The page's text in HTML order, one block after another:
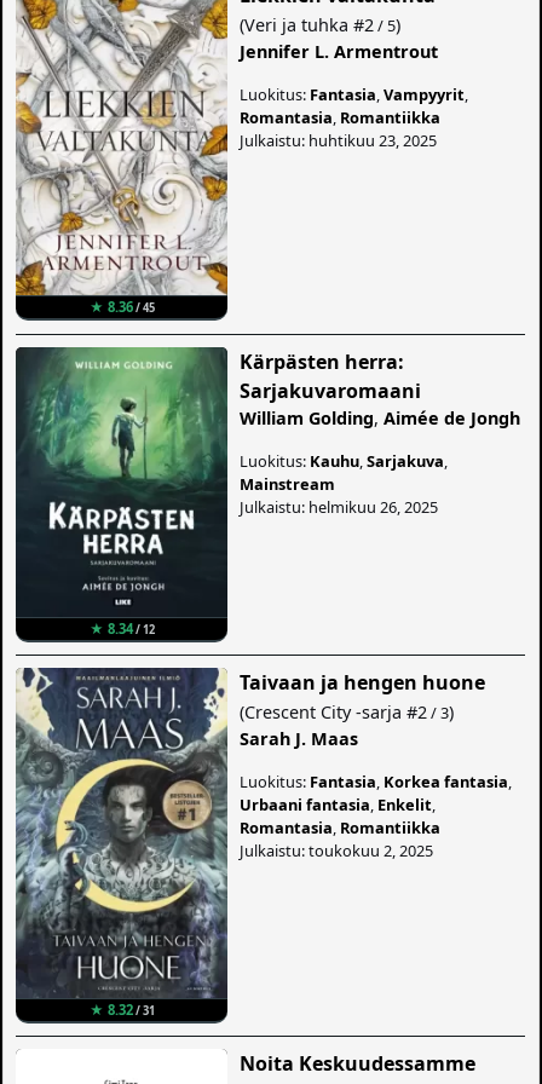
★ 8.36/ 45
(Veri ja tuhka #2 / 5)
Jennifer L. Armentrout
Luokitus: Fantasia ,Vampyyrit
Romantasia Romantiikka
Julkaistu: huhtikuu 23, 2025
★ 8.34/ 12
Kärpästen herra:
Sarjakuvaromaani
William Golding,Aimée de Jongh
Luokitus: Kauhu ,Sarjakuva
Mainstream
Julkaistu: helmikuu 26, 2025
★ 8.32/ 31
Taivaan ja hengen huone
(Crescent City -sarja #2 / 3)
Sarah J. Maas
Luokitus: Fantasia Korkea fantasia
Urbaani fantasia Enkelit
Romantasia Romantiikka
Julkaistu: toukokuu 2, 2025
Noita Keskuudessamme